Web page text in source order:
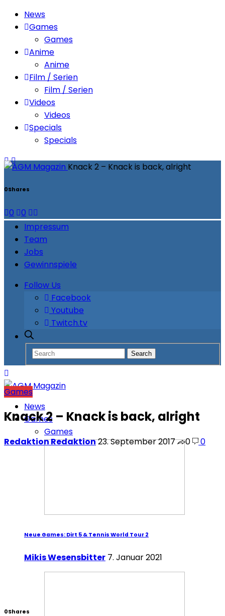
News
Games
Games
Anime
Anime
Film / Serien
Film / Serien
Videos
Videos
Specials
Specials
Knack 2 – Knack is back, alright
0Shares
0
0
Impressum
Team
Jobs
Gewinnspiele
Follow Us
Facebook
Youtube
Twitch.tv
News
Games
Games
Neue Games: Dirt 5 & Tennis World Tour 2
Mikis Wesensbitter 7. Januar 2021
Games
Knack 2 – Knack is back, alright
Redaktion Redaktion23. September 2017 0 0
0Shares